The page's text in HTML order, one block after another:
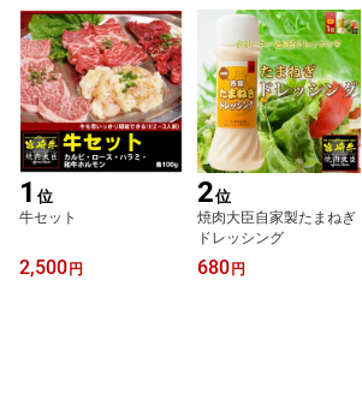
円以上送料無料】おまけ
付き♪Νew
1 位
牛セット
2,500 円
2位
焼肉大臣自家製たまねぎ
ドレッシング
680 円